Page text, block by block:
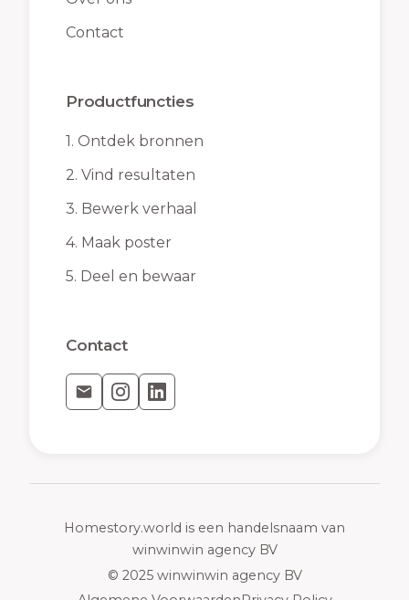
Contact
Productfuncties
1. Ontdek bronnen
2. Vind resultaten
3. Bewerk verhaal
4. Maak poster
5. Deel en bewaar
Contact
Homestory.world is een handelsnaam van
winwinwin agency BV
© 2025 winwinwin agency BV